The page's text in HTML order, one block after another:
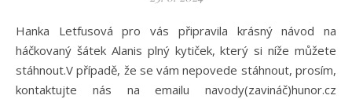
Hanka Letfusová pro vás připravila krásný návod na
háčkovaný šátek Alanis plný kytiček, který si níže můžete
stáhnout.V případě, že se vám nepovede stáhnout, prosím,
kontaktujte nás na emailu navody(zavináč)hunor.cz